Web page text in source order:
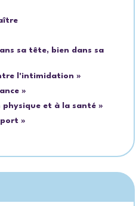
sa tête, bien dans sa
l'intimidation »
»
physique et à la santé »
»